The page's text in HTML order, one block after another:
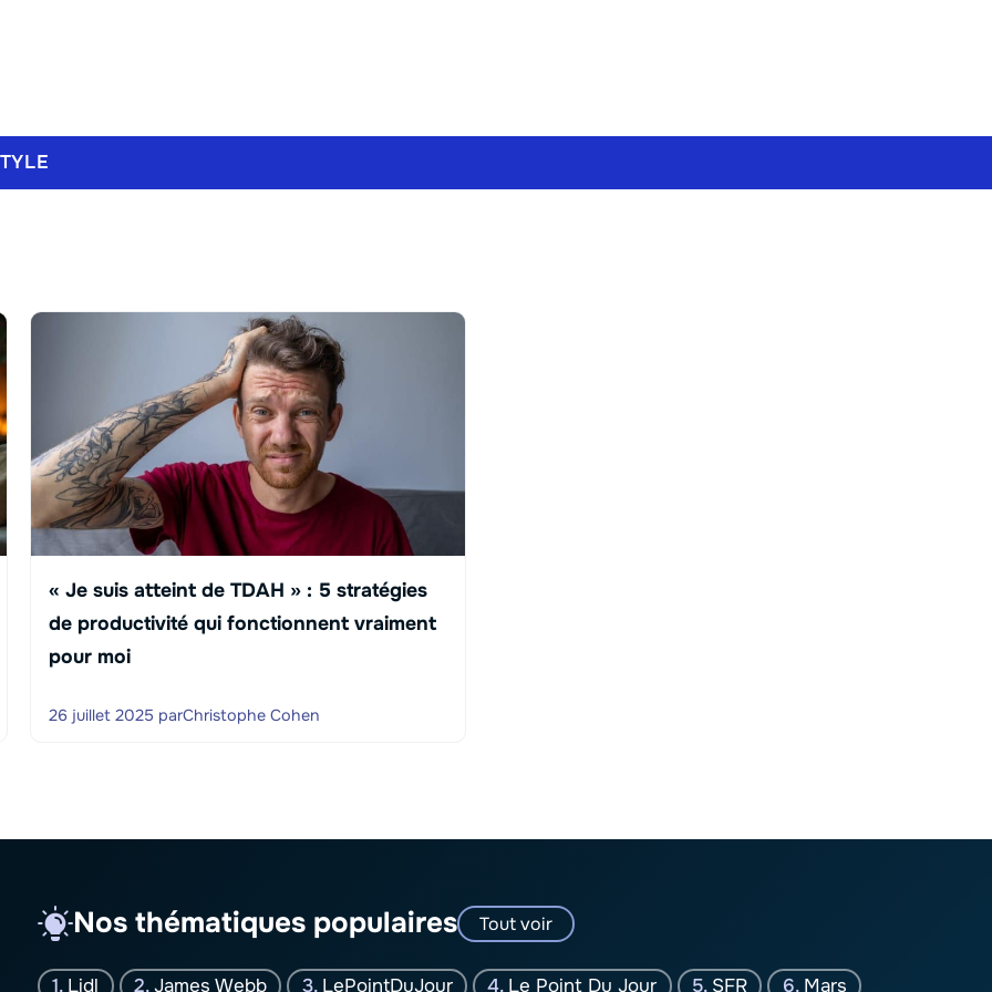
« Je suis atteint de TDAH » : 5 stratégies
de productivité qui fonctionnent vraiment
pour moi
26 juillet 2025 parChristophe Cohen
Nos thématiques populaires Tout voir
Lidl James Webb LePointDuJour Le Point Du Jour SFR Mars